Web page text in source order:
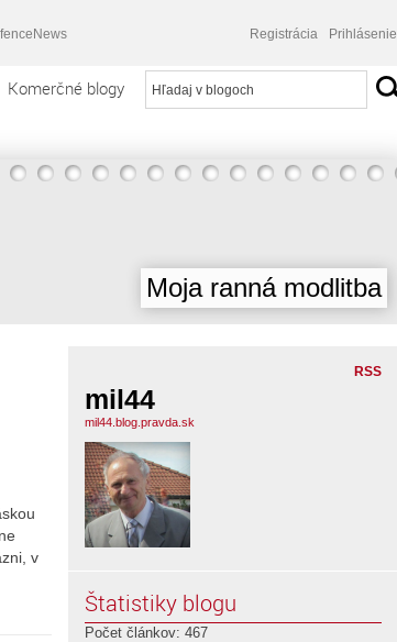
Registrácia Prihlásenie
Komerčné blogy
Moja ranná modlitba
v
RSS
mil44
mil44.blog.pravda.sk
Štatistiky blogu
Počet článkov: 467